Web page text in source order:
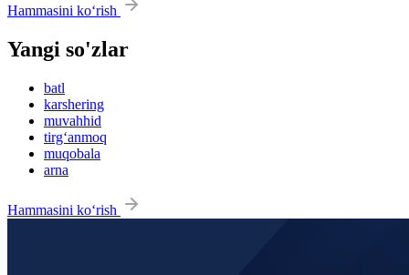
Hammasini ko‘rish
Yangi so'zlar
batl
karshering
muvahhid
tirg‘anmoq
muqobala
arna
Hammasini ko‘rish